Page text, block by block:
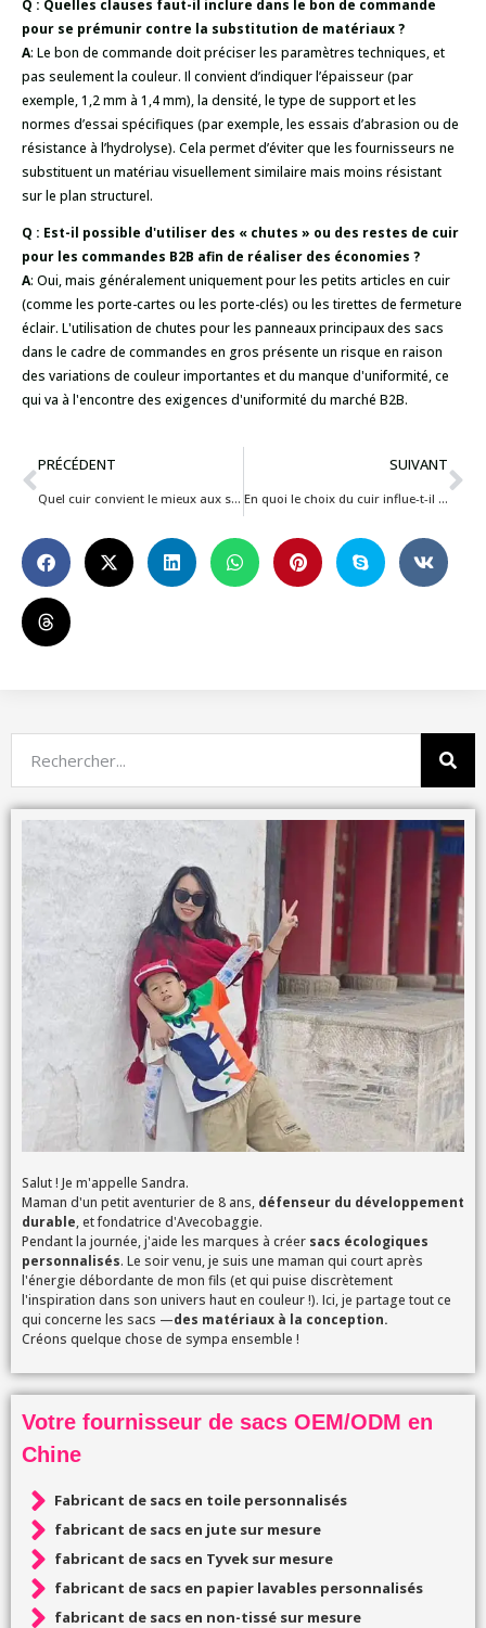
Q : Quelles clauses faut-il inclure dans le bon de commande
pour se prémunir contre la substitution de matériaux ?
A: Le bon de commande doit préciser les paramètres techniques, et
pas seulement la couleur. Il convient d’indiquer l’épaisseur (par
exemple, 1,2 mm à 1,4 mm), la densité, le type de support et les
normes d’essai spécifiques (par exemple, les essais d’abrasion ou de
résistance à l’hydrolyse). Cela permet d’éviter que les fournisseurs ne
substituent un matériau visuellement similaire mais moins résistant
sur le plan structurel.
Q : Est-il possible d'utiliser des « chutes » ou des restes de cuir
pour les commandes B2B afin de réaliser des économies ?
A: Oui, mais généralement uniquement pour les petits articles en cuir
(comme les porte-cartes ou les porte-clés) ou les tirettes de fermeture
éclair. L'utilisation de chutes pour les panneaux principaux des sacs
dans le cadre de commandes en gros présente un risque en raison
des variations de couleur importantes et du manque d'uniformité, ce
qui va à l'encontre des exigences d'uniformité du marché B2B.
PRÉCÉDENT
Quel cuir convient le mieux aux sacs à cordon et aux pochettes ?
SUIVANT
En quoi le choix du cuir influe-t-il sur le coût final du produit dans le cadre des commandes en gros ?
Salut ! Je m'appelle Sandra.
Maman d'un petit aventurier de 8 ans, défenseur du développement
durable, et fondatrice d'Avecobaggie.
Pendant la journée, j'aide les marques à créer sacs écologiques
personnalisés. Le soir venu, je suis une maman qui court après
l'énergie débordante de mon fils (et qui puise discrètement
l'inspiration dans son univers haut en couleur !). Ici, je partage tout ce
qui concerne les sacs —des matériaux à la conception.
Créons quelque chose de sympa ensemble !
Votre fournisseur de sacs OEM/ODM en
Chine
Fabricant de sacs en toile personnalisés
fabricant de sacs en jute sur mesure
fabricant de sacs en Tyvek sur mesure
fabricant de sacs en papier lavables personnalisés
fabricant de sacs en non-tissé sur mesure